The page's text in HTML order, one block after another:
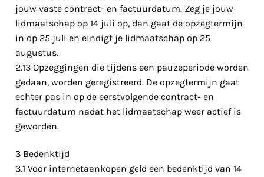
jouw vaste contract- en factuurdatum. Zeg je jouw
lidmaatschap op 14 juli op, dan gaat de opzegtermijn
in op 25 juli en eindigt je lidmaatschap op 25
augustus.
2.13 Opzeggingen die tijdens een pauzeperiode worden
gedaan, worden geregistreerd. De opzegtermijn gaat
echter pas in op de eerstvolgende contract- en
factuurdatum nadat het lidmaatschap weer actief is
geworden.
3 Bedenktijd
3.1 Voor internetaankopen geld een bedenktijd van 14